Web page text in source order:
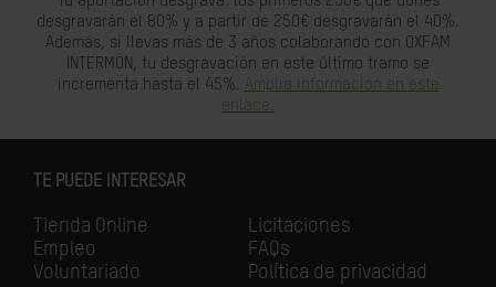
desgravarán el 80% y a partir de 250€ desgravarán el 40%.
Además, si llevas más de 3 años colaborando con OXFAM
INTERMÓN, tu desgravación en este último tramo se
incrementa hasta el 45%. Amplia información en este
enlace.
TE PUEDE INTERESAR
Tienda Online
Empleo
Voluntariado
Licitaciones
FAQs
Política de privacidad